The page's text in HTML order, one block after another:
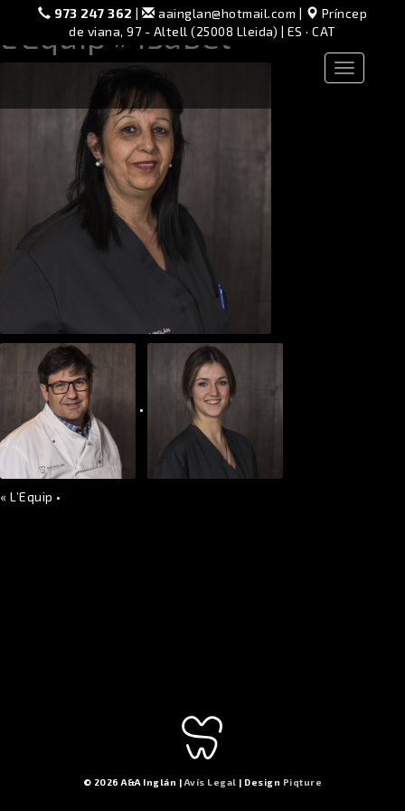
973 247 362 | aainglan@hotmail.com |
Príncep
de viana, 97 - Altell (25008 Lleida) | ES ·CAT
Toggle
navigation
L’Equip» isabel
•
« L’Equip •
© 2026 A&A Inglán | Avís Legal | Design Piqture